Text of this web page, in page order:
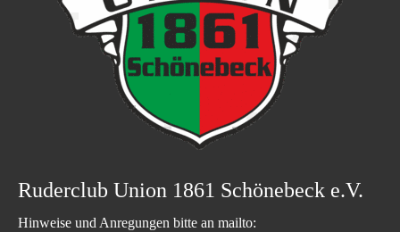
Ruderclub Union 1861 Schönebeck e.V.
Hinweise und Anregungen bitte an mailto: